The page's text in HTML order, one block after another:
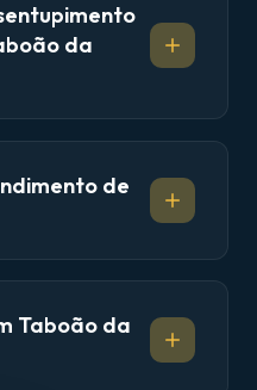
da
de
Taboão da